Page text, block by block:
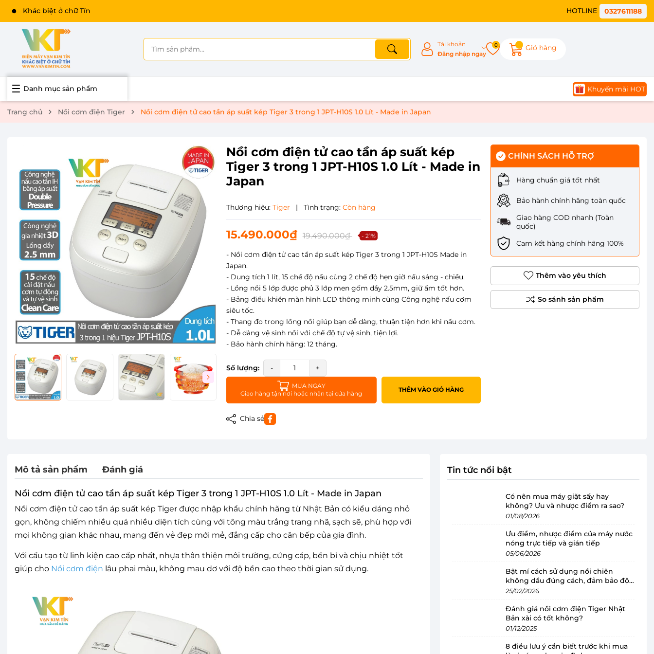
Khác biệt ở chữ Tín HOTLINE 0327611188
Tài khoản
Đăng nhập ngay
0 Giỏ hàng
Danh mục sản phẩm Khuyến mãi HOT
Trang chủ Nồi cơm điện Tiger Nồi cơm điện tử cao tần áp suất kép Tiger 3 trong 1 JPT-H10S 1.0 Lít - Made in Japan
Nồi cơm điện tử cao tần áp suất kép
Tiger 3 trong 1 JPT-H10S 1.0 Lít - Made in
Japan
Thương hiệu: Tiger | Tình trạng: Còn hàng
15.490.000₫ 19.490.000₫ - 21%
- Nồi cơm điện tử cao tần áp suất kép Tiger 3 trong 1 JPT-H10S Made in
Japan.
- Dung tích 1 lít, 15 chế độ nấu cùng 2 chế độ hẹn giờ nấu sáng - chiều.
- Lồng nồi 5 lớp được phủ 3 lớp men gốm dầy 2.5mm, giữ ấm tốt hơn.
- Bảng điều khiển màn hình LCD thông minh cùng Công nghệ nấu cơm
siêu tốc.
- Thang đo trong lồng nồi giúp bạn dễ dàng, thuận tiện hơn khi nấu cơm.
- Dễ dàng vệ sinh nồi với chế độ tự vệ sinh, tiện lợi.
- Bảo hành chính hãng: 12 tháng.
Số lượng: - +
MUA NGAY
Giao hàng tận nơi hoặc nhận tại cửa hàng
THÊM VÀO GIỎ HÀNG
Chia sẻ
CHÍNH SÁCH HỖ TRỢ
Hàng chuẩn giá tốt nhất
Bảo hành chính hãng toàn quốc
Giao hàng COD nhanh (Toàn
quốc)
Cam kết hàng chính hãng 100%
Thêm vào yêu thích
Mô tả sản phẩm Đánh giá
Nồi cơm điện tử cao tần áp suất kép Tiger 3 trong 1 JPT-H10S 1.0 Lít - Made in Japan
Nồi cơm điện tử cao tần áp suất kép Tiger được nhập khẩu chính hãng từ Nhật Bản có kiểu dáng nhỏ
gọn, không chiếm nhiều quá nhiều diện tích cùng với tông màu trắng trang nhã, sạch sẽ, phù hợp với
mọi không gian khác nhau, mang đến vẻ đẹp mới mẻ, đẳng cấp cho căn bếp của gia đình.
Với cấu tạo từ linh kiện cao cấp nhất, nhựa thân thiện môi trường, cứng cáp, bền bỉ và chịu nhiệt tốt
giúp cho Nồi cơm điện lâu phai màu, không mau dơ với độ bền cao theo thời gian sử dụng.
Tin tức nổi bật
Có nên mua máy giặt sấy hay
không? Ưu và nhược điểm ra sao?
01/08/2026
Ưu điểm, nhược điểm của máy nước
nóng trực tiếp và gián tiếp
05/06/2026
Bật mí cách sử dụng nồi chiên
không dầu đúng cách, đảm bảo độ
bền
25/02/2026
Đánh giá nồi cơm điện Tiger Nhật
Bản xài có tốt không?
01/12/2025
8 điều lưu ý cần biết trước khi mua